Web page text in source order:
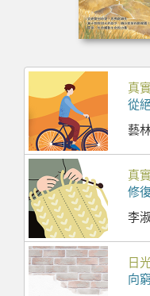
真
從
藝
真
修
李
日
向